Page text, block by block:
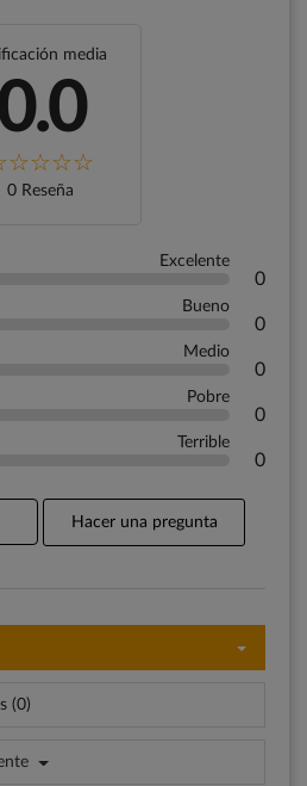
media
0 Reseña
Excelente
0
Bueno
0
Medio
0
Pobre
0
Terrible
0
Hacer una pregunta
(0)